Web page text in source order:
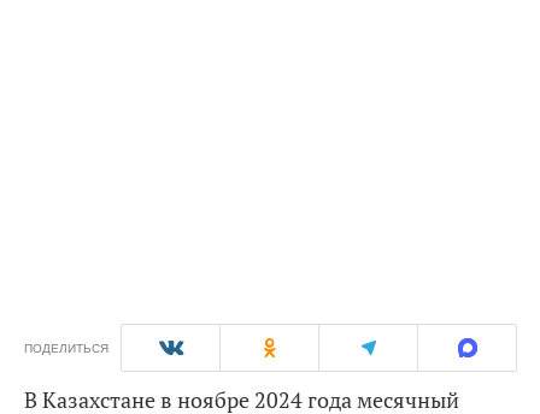
ПОДЕЛИТЬСЯ
В Казахстане в ноябре 2024 года месячный